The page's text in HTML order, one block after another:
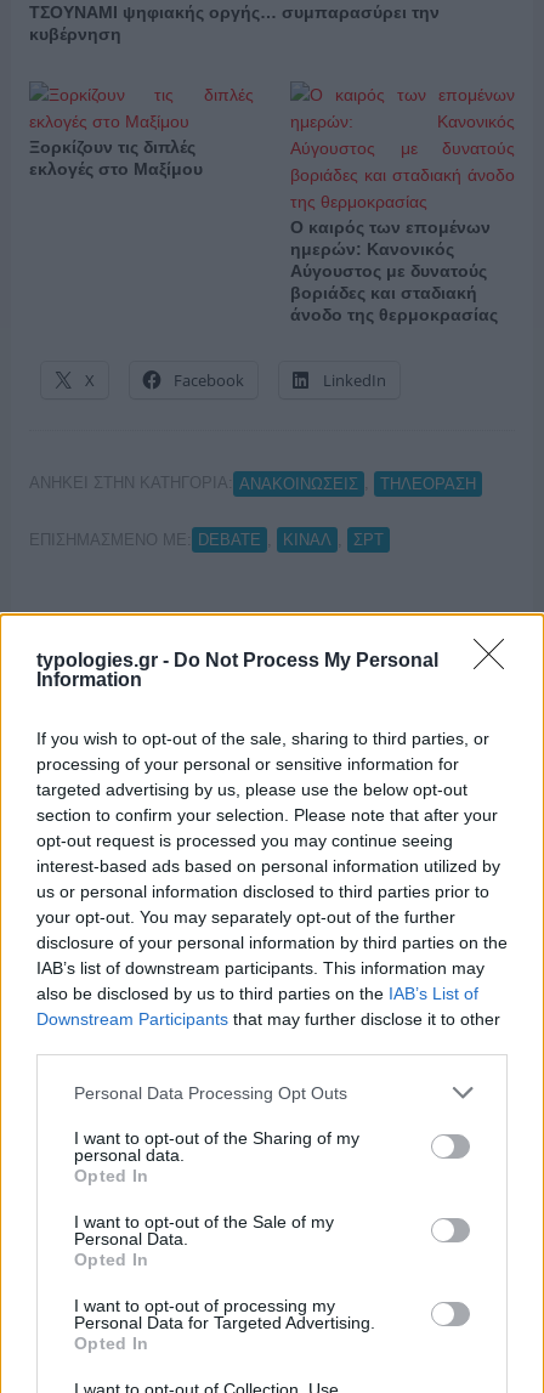
typologies.gr - Do Not Process My Personal
Information
If you wish to opt-out of the sale, sharing to third parties, or
processing of your personal or sensitive information for
targeted advertising by us, please use the below opt-out
section to confirm your selection. Please note that after your
opt-out request is processed you may continue seeing
interest-based ads based on personal information utilized by
us or personal information disclosed to third parties prior to
your opt-out. You may separately opt-out of the further
disclosure of your personal information by third parties on the
IAB’s list of downstream participants. This information may
also be disclosed by us to third parties on the IAB’s List of
Downstream Participants that may further disclose it to other
Please note that this website/app uses one or more Google
not limited to your visit or usage behaviour. You may click to
grant or deny consent to Google and its third-party tags to
use your data for below specified purposes in below Google
consent section.
Personal Data Processing Opt Outs
I want to opt-out of the Sharing of my
personal data.
Opted In
I want to opt-out of the Sale of my
Personal Data.
Opted In
I want to opt-out of processing my
Personal Data for Targeted Advertising.
Opted In
ΤΣΟΥΝΑΜΙ ψηφιακής οργής… συμπαρασύρει την
κυβέρνηση
Ξορκίζουν τις διπλές
εκλογές στο Μαξίμου
Ο καιρός των επομένων
ημερών: Κανονικός
Αύγουστος με δυνατούς
βοριάδες και σταδιακή
άνοδο της θερμοκρασίας
X Facebook LinkedIn
ΑΝΗΚΕΙ ΣΤΗΝ ΚΑΤΗΓΟΡΙΑ: ΑΝΑΚΟΙΝΩΣΕΙΣ ΤΗΛΕΟΡΑΣΗ
ΕΠΙΣΗΜΑΣΜΕΝΟ ΜΕ: DEBATE ΚΙΝΑΛ ΣΡΤ
ΑΙΧΜΕΣ
ΑΙΧΜΕΣ: Και άλλες αποχωρήσεις και
άλλες συμφωνίες
αναχωρήσεων αεροδρομίου. Άλλοι γνωρίζουν τον
προορισμό τους και άλλοι αλλάζουν πορεία, ενώ έχουν